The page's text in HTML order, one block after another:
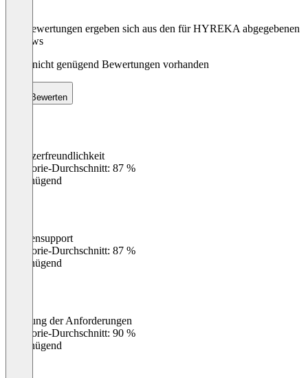
Die Bewertungen ergeben sich aus den für HYREKA abgegebenen
Reviews
Noch nicht genügend Bewertungen vorhanden
Bewerten
Benutzerfreundlichkeit
Kategorie-Durchschnitt: 87 %
Ungenügend
Kundensupport
Kategorie-Durchschnitt: 87 %
Ungenügend
Erfüllung der Anforderungen
Kategorie-Durchschnitt: 90 %
Ungenügend